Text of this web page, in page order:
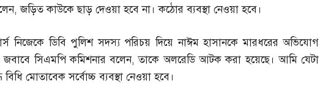
,জড়িত কাউকে ছাড় দেওয়া হবে না। কঠোর ব্যবস্থা নেওয়া হবে।
নিজেকে ডিবি পুলিশ সদস্য পরিচয় দিয়ে নাঈম হাসানকে মারধরের অভিযোগ
জবাবে সিএমপি কমিশনার বলেন,তাকে অলরেডি আটক করা হয়েছে। আমি যেটা
মোতাবেক সর্বোচ্চ ব্যবস্থা নেওয়া হবে।